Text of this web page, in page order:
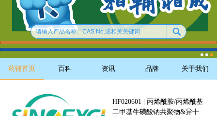
药辅首页 百科 资讯 品牌 关于我们
HF020601 | 丙烯酰胺/丙烯酰基
二甲基牛磺酸钠共聚物&异十